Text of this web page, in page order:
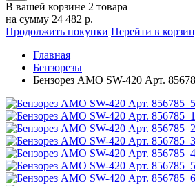
В вашей корзине 2 товара
на сумму 24 482 р.
Продолжить покупки Перейти в
Главная
Бензорезы
Бензорез AMO SW-420 Арт.